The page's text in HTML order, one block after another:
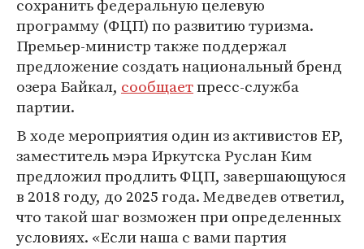
сохранить федеральную целевую
программу (ФЦП) по развитию туризма.
Премьер-министр также поддержал
предложение создать национальный бренд
озера Байкал, сообщаетпресс-служба
партии.
В ходе мероприятия один из активистов ЕР,
заместитель мэра Иркутска Руслан Ким
предложил продлить ФЦП, завершающуюся
в 2018 году, до 2025 года. Медведев ответил,
что такой шаг возможен при определенных
условиях. «Если наша с вами партия